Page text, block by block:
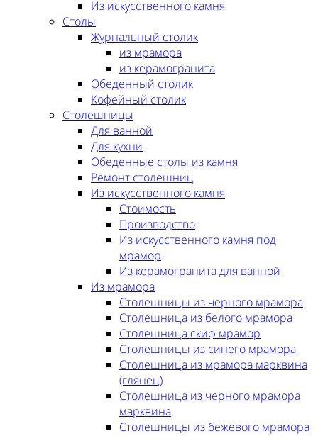
Из искусственного камня
Столы
Журнальный столик
из мрамора
из керамогранита
Обеденный столик
Кофейный столик
Столешницы
Для ванной
Для кухни
Обеденные столы из камня
Ремонт столешниц
Из искусственного камня
Стоимость
Производство
Из искусственного камня под
мрамор
Из керамогранита для ванной
Из мрамора
Столешницы из черного мрамора
Столешница из белого мрамора
Столешница скиф мрамор
Столешницы из синего мрамора
Столешница из мрамора марквина
(глянец)
Столешница из черного мрамора
марквина
Столешницы из бежевого мрамора